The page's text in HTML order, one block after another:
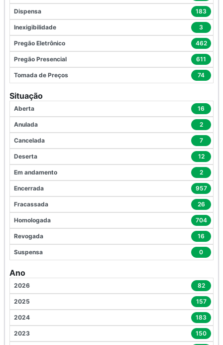
Dispensa 183
Inexigibilidade 3
Pregão Eletrônico 462
Pregão Presencial 611
Tomada de Preços 74
Situação
Aberta 16
Anulada 2
Cancelada 7
Deserta 12
Em andamento 2
Encerrada 957
Fracassada 26
Homologada 704
Revogada 16
Suspensa 0
Ano
2026 82
2025 157
2024 183
2023 150